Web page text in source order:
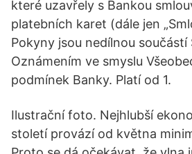
které uzavřely s Bankou
platebních karet (dále jen
Pokyny jsou nedílnou součástí
Oznámením ve smyslu
podmínek Banky. Platí od 1.
Ilustrační foto. Nejhlubší
století provází od května